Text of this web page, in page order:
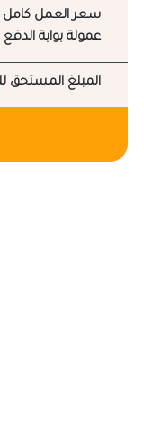
سعر العمل كامل
عمولة بوابة الدفع (
المبلغ المستحق